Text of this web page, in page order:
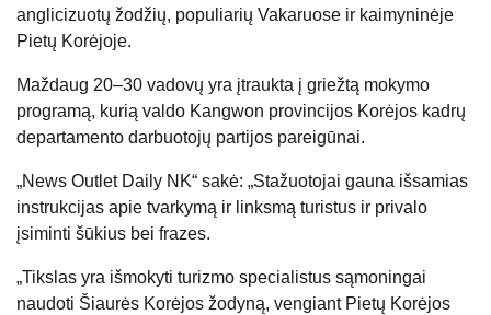
anglicizuotų žodžių, populiarių Vakaruose ir kaimyninėje
Pietų Korėjoje.
Maždaug 20–30 vadovų yra įtraukta į griežtą mokymo
programą, kurią valdo Kangwon provincijos Korėjos kadrų
departamento darbuotojų partijos pareigūnai.
„News Outlet Daily NK“ sakė: „Stažuotojai gauna išsamias
instrukcijas apie tvarkymą ir linksmą turistus ir privalo
įsiminti šūkius bei frazes.
„Tikslas yra išmokyti turizmo specialistus sąmoningai
naudoti Šiaurės Korėjos žodyną, vengiant Pietų Korėjos